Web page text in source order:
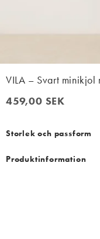
VILA – Svart minikjol
459,00 SEK
459,00 SEK
Storlek och passform
Produktinformation